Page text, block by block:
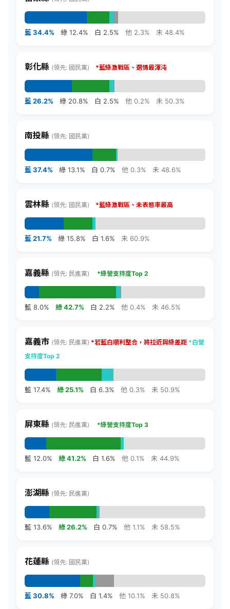
藍 34.4% 綠 12.4% 白 2.5% 他 2.3% 未 48.4%
彰化縣 (領先: 國民黨) *藍綠激戰區、選情最渾沌
藍 26.2% 綠 20.8% 白 2.5% 他 0.2% 未 50.3%
南投縣 (領先: 國民黨)
藍 37.4% 綠 13.1% 白 0.7% 他 0.3% 未 48.6%
雲林縣 (領先: 國民黨) *藍綠激戰區、未表態率最高
藍 21.7% 綠 15.8% 白 1.6% 未 60.9%
嘉義縣 (領先: 民進黨) *綠營支持度Top 2
藍 8.0% 綠 42.7% 白 2.2% 他 0.4% 未 46.5%
嘉義市 (領先: 民進黨) *若藍白順利整合，將拉近與綠差距 *白營
支持度Top 2
藍 17.4% 綠 25.1% 白 6.3% 他 0.3% 未 50.9%
屏東縣 (領先: 民進黨) *綠營支持度Top 3
藍 12.0% 綠 41.2% 白 1.6% 他 0.1% 未 44.9%
澎湖縣 (領先: 民進黨)
藍 13.6% 綠 26.2% 白 0.7% 他 1.1% 未 58.5%
花蓮縣 (領先: 國民黨)
藍 30.8% 綠 7.0% 白 1.4% 他 10.1% 未 50.8%